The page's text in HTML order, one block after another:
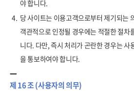
야 합니다.
4. 당 사이트는 이용고객으로부터 제기되는
객관적으로 인정될 경우에는 적절한 절차
니다. 다만, 즉시 처리가 곤란한 경우는 사
을 통보하여야 합니다.
제 16 조 (사용자의 의무)